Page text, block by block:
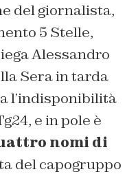
del giornalista,
5 Stelle,
Alessandro
Sera in tarda
l’indisponibilità
e in pole è
nomi di
del capogruppo